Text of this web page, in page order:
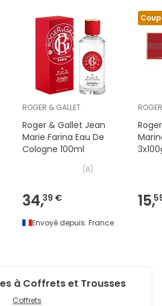
ROGER & GALLET
Roger & Gallet Jean
Marie Farina Eau De
Cologne 100ml
(8)
34,39 €
Envoyé depuis: France
15,
à Coffrets et Trousses
Coffrets